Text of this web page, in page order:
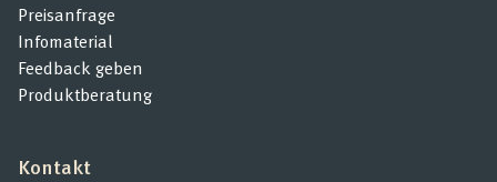
Preisanfrage
Infomaterial
Feedback geben
Produktberatung
Kontakt